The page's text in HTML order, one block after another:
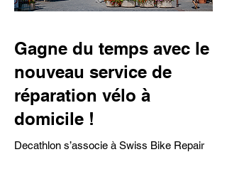
Gagne du temps avec le
nouveau service de
réparation vélo à
domicile !
Decathlon s’associe à Swiss Bike Repair